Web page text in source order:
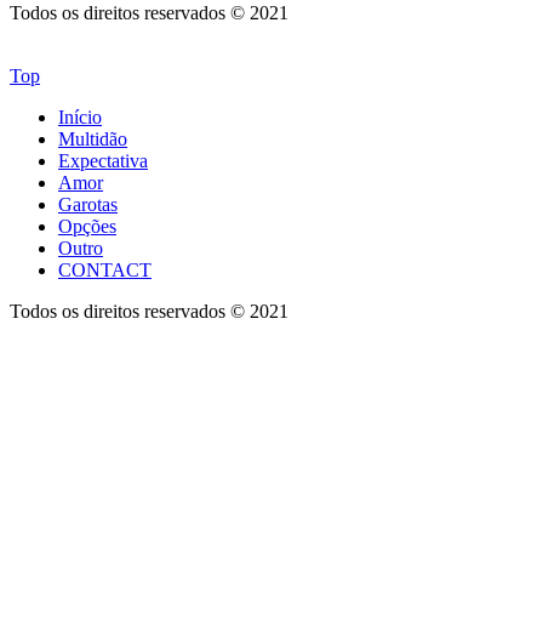
Todos os direitos reservados © 2021
Top
Início
Multidão
Expectativa
Amor
Garotas
Opções
Outro
CONTACT
Todos os direitos reservados © 2021